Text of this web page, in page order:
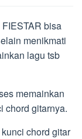
bisa
menikmati
lagu tsb
memainkan
chord gitarnya.
chord gitar